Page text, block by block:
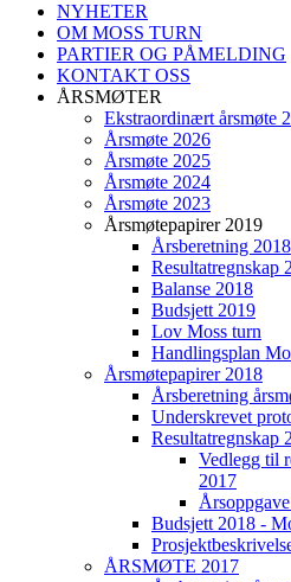
NYHETER
OM MOSS TURN
PARTIER OG PÅMELDING
KONTAKT OSS
ÅRSMØTER
Ekstraordinært årsmøte
Årsmøte 2026
Årsmøte 2025
Årsmøte 2024
Årsmøte 2023
Årsmøtepapirer 2019
Årsberetning 2018
Resultatregnskap
Balanse 2018
Budsjett 2019
Lov Moss turn
Handlingsplan
Årsmøtepapirer 2018
Årsberetning
Underskrevet
Resultatregnskap
Vedlegg til
2017
Budsjett 2018 -
ÅRSMØTE 2017